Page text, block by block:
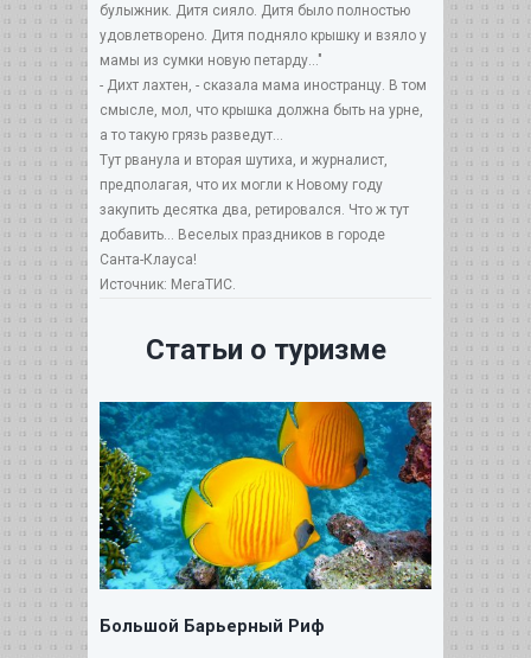
булыжник. Дитя сияло. Дитя было полностью
удовлетворено. Дитя подняло крышку и взяло у
мамы из сумки новую петарду…"
- Дихт лахтен, - сказала мама иностранцу. В том
смысле, мол, что крышка должна быть на урне,
а то такую грязь разведут…
Тут рванула и вторая шутиха, и журналист,
предполагая, что их могли к Новому году
закупить десятка два, ретировался. Что ж тут
добавить… Веселых праздников в городе
Санта-Клауса!
Источник: МегаТИС.
Статьи о туризме
Большой Барьерный Риф